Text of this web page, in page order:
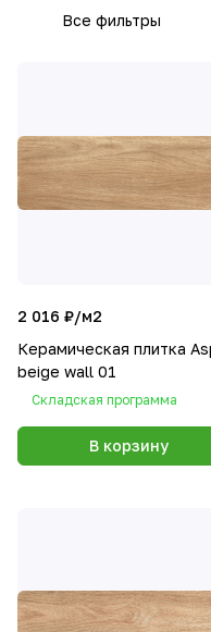
Все фильтры
2 016 ₽/м2
Керамическая плитка
beige wall 01
Складская программа
В корзину